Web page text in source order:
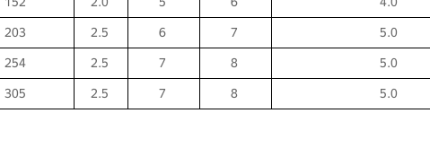
203 2.5 6 7 5.0
254 2.5 7 8 5.0
305 2.5 7 8 5.0